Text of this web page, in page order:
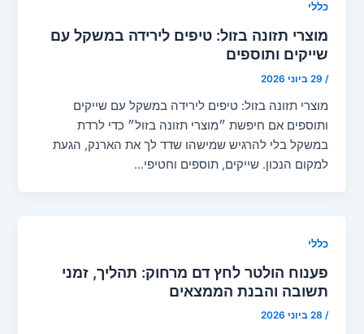
כללי
מוצרי תזונה בזול: טיפים לירידה במשקל עם
שייקים ותוספים
/ 29 ביוני 2026
מוצרי תזונה בזול: טיפים לירידה במשקל עם שייקים
ותוספים אם חיפשת ״מוצרי תזונה בזול״ כדי לרדת
במשקל בלי להרגיש שמישהו שדד לך את הארנק, הגעת
למקום הנכון. שייקים, תוספים וחטיפי…
כללי
פענוח הולטר לחץ דם מרחוק: תהליך, זמני
תשובה והבנת הממצאים
/ 28 ביוני 2026